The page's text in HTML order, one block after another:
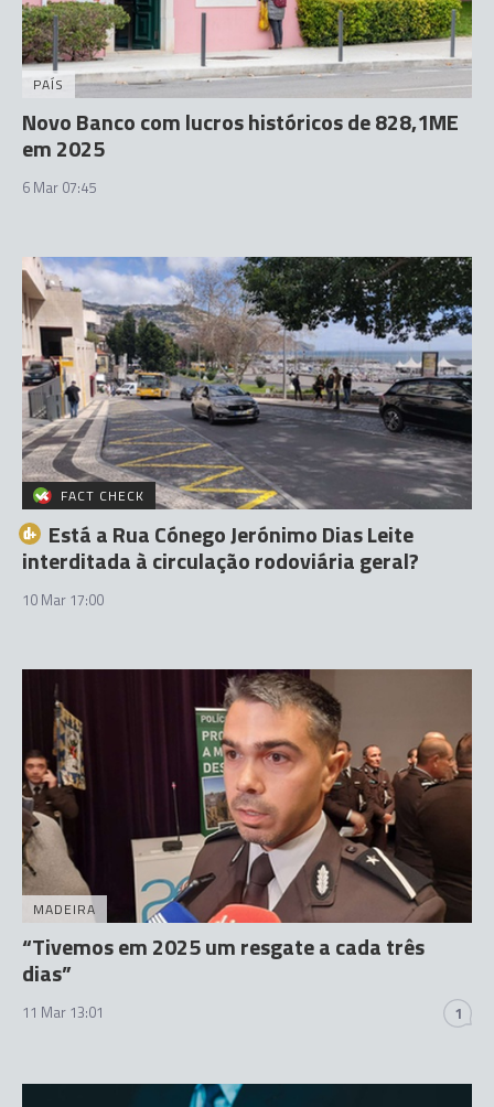
PAÍS
Novo Banco com lucros históricos de 828,1ME
em 2025
6 Mar 07:45
FACT CHECK
Está a Rua Cónego Jerónimo Dias Leite
interditada à circulação rodoviária geral?
10 Mar 17:00
MADEIRA
“Tivemos em 2025 um resgate a cada três
dias”
11 Mar 13:01 1